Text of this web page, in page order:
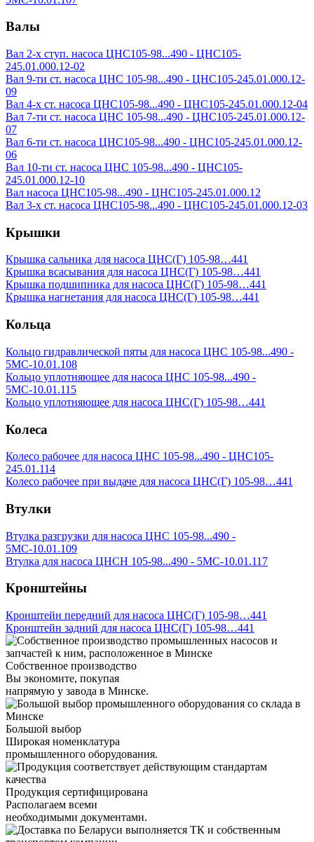
Валы
Вал 2-х ступ. насоса ЦНС105-98...490 - ЦНС105-
245.01.000.12-02
Вал 9-ти ст. насоса ЦНС 105-98...490 - ЦНС105-245.01.000.12-
09
Вал 4-х ст. насоса ЦНС105-98...490 - ЦНС105-245.01.000.12-04
Вал 7-ти ст. насоса ЦНС 105-98...490 - ЦНС105-245.01.000.12-
07
Вал 6-ти ст. насоса ЦНС105-98...490 - ЦНС105-245.01.000.12-
06
Вал 10-ти ст. насоса ЦНС 105-98...490 - ЦНС105-
245.01.000.12-10
Вал насоса ЦНС105-98...490 - ЦНС105-245.01.000.12
Вал 3-х ст. насоса ЦНС105-98...490 - ЦНС105-245.01.000.12-03
Крышки
Крышка сальника для насоса ЦНС(Г) 105-98…441
Крышка всасывания для насоса ЦНС(Г) 105-98…441
Крышка подшипника для насоса ЦНС(Г) 105-98…441
Крышка нагнетания для насоса ЦНС(Г) 105-98…441
Кольца
Кольцо гидравлической пяты для насоса ЦНС 105-98...490 -
5МС-10.01.108
Кольцо уплотняющее для насоса ЦНС 105-98...490 -
5МС-10.01.115
Кольцо уплотняющее для насоса ЦНС(Г) 105-98…441
Колеса
Колесо рабочее для насоса ЦНС 105-98...490 - ЦНС105-
245.01.114
Колесо рабочее при выдаче для насоса ЦНС(Г) 105-98…441
Втулки
Втулка разгрузки для насоса ЦНС 105-98...490 -
5МС-10.01.109
Втулка для насоса ЦНСН 105-98...490 - 5МС-10.01.117
Кронштейны
Кронштейн передний для насоса ЦНС(Г) 105-98…441
Кронштейн задний для насоса ЦНС(Г) 105-98…441
Собственное производство
Вы экономите, покупая
напрямую у завода в Минске.
Большой выбор
Широкая номенклатура
промышленного оборудования.
Продукция сертифицирована
Располагаем всеми
необходимыми документами.